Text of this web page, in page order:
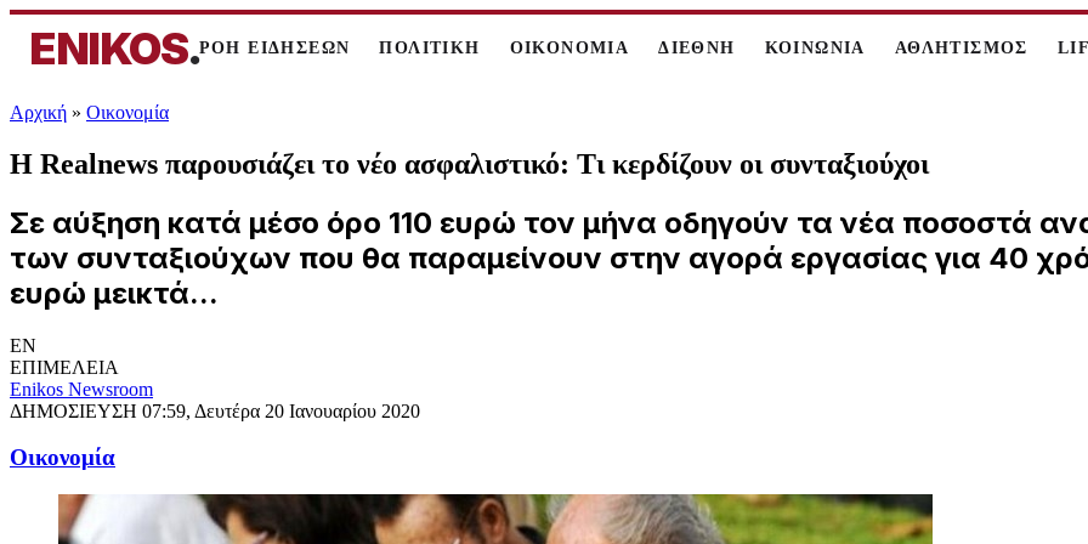
ENIKOS.ΡΟΗ ΕΙΔΗΣΕΩΝ ΠΟΛΙΤΙΚΗ ΟΙΚΟΝΟΜΙΑ ΔΙΕΘΝΗ ΚΟΙΝΩΝΙΑ ΑΘΛΗΤΙΣΜΟΣ
Αρχική » Oικονομία
Η Realnews παρουσιάζει το νέο ασφαλιστικό: Τι κερδίζουν οι συνταξιούχοι
Σε αύξηση κατά μέσο όρο 110 ευρώ τον μήνα οδηγούν τα νέα ποσοστά
των συνταξιούχων που θα παραμείνουν στην αγορά εργασίας για 40
ευρώ μεικτά...
EN
ΕΠΙΜΕΛΕΙΑ
Enikos Newsroom
ΔΗΜΟΣΙΕΥΣΗ 07:59, Δευτέρα 20 Ιανουαρίου 2020
Oικονομία